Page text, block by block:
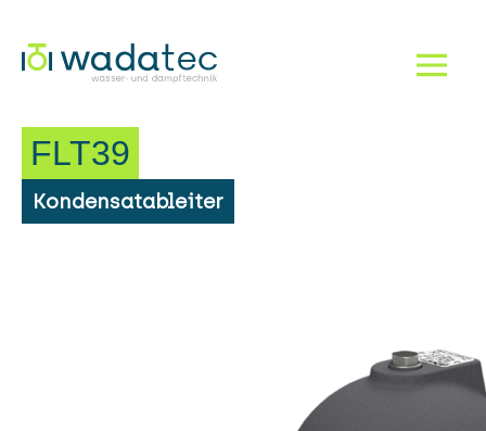
FLT39
Kondensatableiter